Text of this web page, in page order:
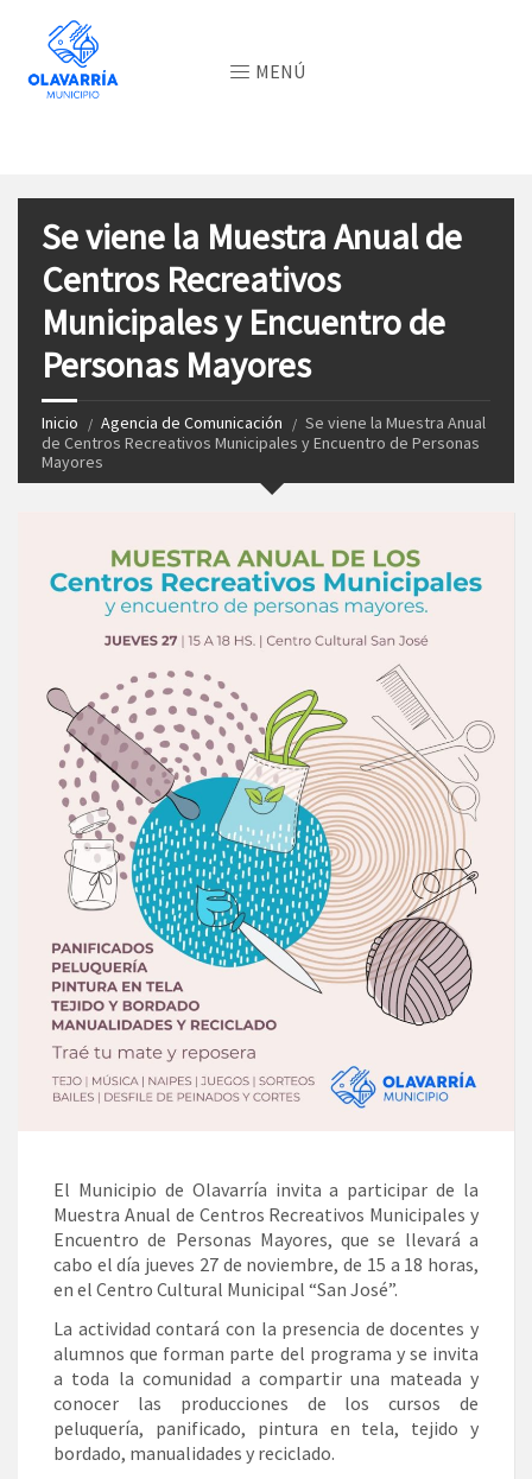
MENÚ
Se viene la Muestra Anual de
Centros Recreativos
Municipales y Encuentro de
Personas Mayores
Inicio Agencia de Comunicación
Se viene la Muestra Anual
de Centros Recreativos Municipales y Encuentro de Personas
Mayores
El Municipio de Olavarría invita a participar de la
Muestra Anual de Centros Recreativos Municipales y
Encuentro de Personas Mayores, que se llevará a
cabo el día jueves 27 de noviembre, de 15 a 18 horas,
en el Centro Cultural Municipal “San José”.
La actividad contará con la presencia de docentes y
alumnos que forman parte del programa y se invita
a toda la comunidad a compartir una mateada y
conocer las producciones de los cursos de
peluquería, panificado, pintura en tela, tejido y
bordado, manualidades y reciclado.